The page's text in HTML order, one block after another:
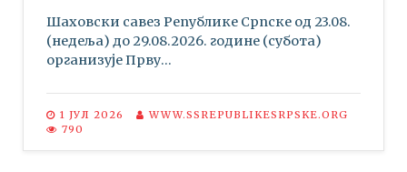
Шаховски савез Републике Српске oд 23.08.
(недеља) до 29.08.2026. године (субота)
организује Прву...
1 ЈУЛ 2026
WWW.SSREPUBLIKESRPSKE.ORG
790